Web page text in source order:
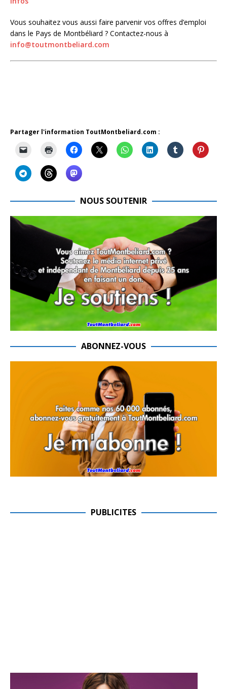
Vous souhaitez vous aussi faire parvenir vos offres d’emploi
dans le Pays de Montbéliard ? Contactez-nous à
info@toutmontbeliard.com
Partager l'information ToutMontbeliard.com :
NOUS SOUTENIR
ABONNEZ-VOUS
PUBLICITES